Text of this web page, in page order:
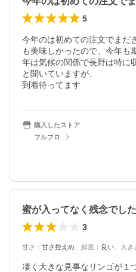
5
今年のは初めての注文でまだ
も美味しかったので、今年も
年は気候の関係で長野は特に
と聞いていますが、
到着待ってます
購入したストア
フルプロ
蜜が入ってなく残念でした
3
甘さ ： 甘さ控えめ 鮮度 ： 良い 大き
凄く大きな見事なリンゴが１